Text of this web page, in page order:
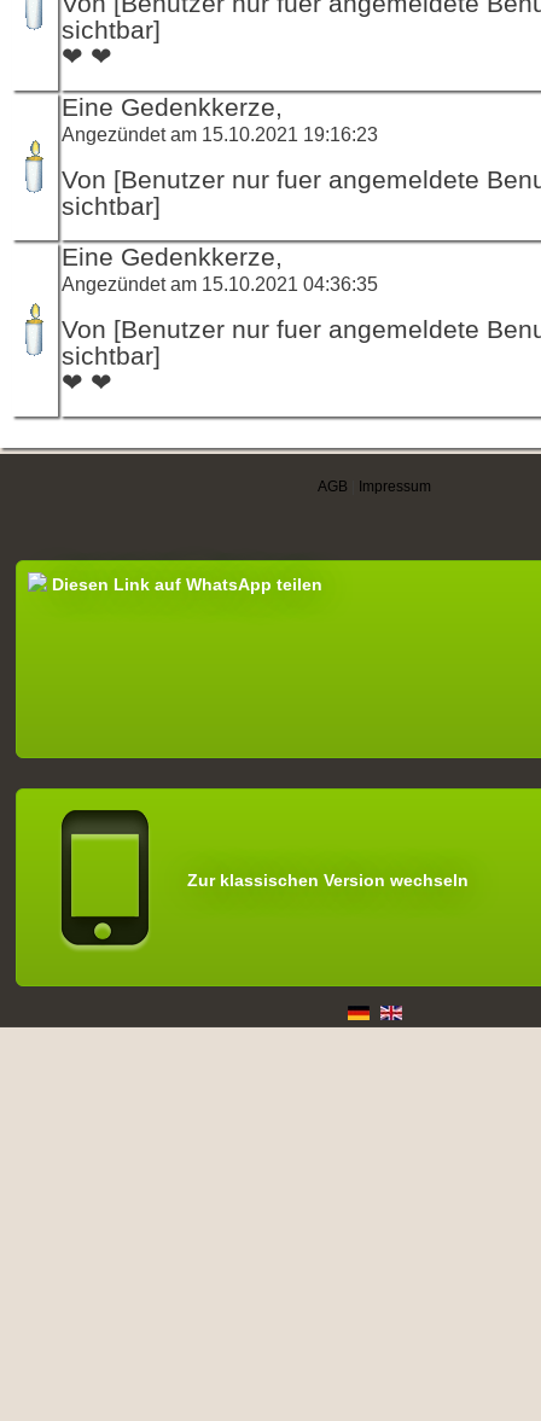
sichtbar]
❤ ❤
Eine Gedenkkerze,
Angezündet am 15.10.2021 19:16:23
Von [Benutzer nur fuer angemeldete
sichtbar]
Eine Gedenkkerze,
Angezündet am 15.10.2021 04:36:35
Von [Benutzer nur fuer angemeldete
sichtbar]
❤ ❤
AGB Impressum
Diesen Link auf WhatsApp teilen
Zur klassischen Version wechseln